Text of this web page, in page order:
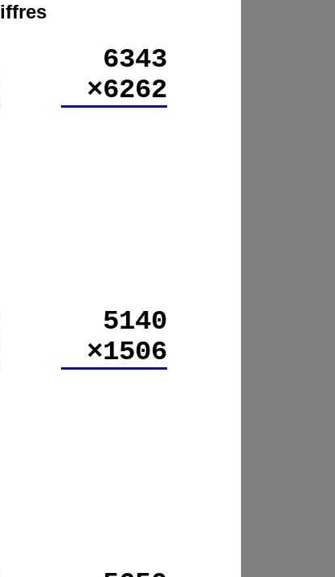
6343
×6262
5140
×1506